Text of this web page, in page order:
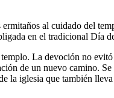
al cuidado del
en el tradicional Día
La devoción no
de un nuevo camino.
la iglesia que también